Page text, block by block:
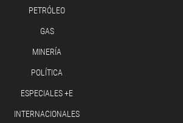
PETRÓLEO
GAS
MINERÍA
POLÍTICA
ESPECIALES +E
INTERNACIONALES